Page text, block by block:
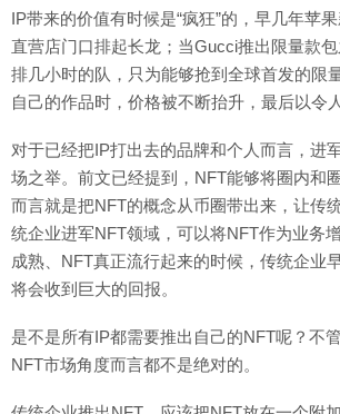
IP带来的价值有时候是“疯狂”的，早几年苹
直营店门口排起长龙；当Gucci推出限量款
排几小时的队，只为能够抢到全球首发的限
自己的作品时，价格被不断抬升，最后以令
对于已经把IP打出去的品牌和个人而言，进
场之举。前文已经提到，NFT能够将圈内和
而言就是把NFT的概念从币圈带出来，让传
统企业进军NFT领域，可以将NFT作为业务
成熟、NFT真正流行起来的时候，传统企业
将会收到巨大的回报。
是不是所有IP都需要推出自己的NFT呢？不
NFT市场角度而言都不是绝对的。